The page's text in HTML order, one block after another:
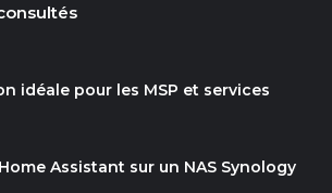
idéale pour les MSP et services
Assistant sur un NAS Synology